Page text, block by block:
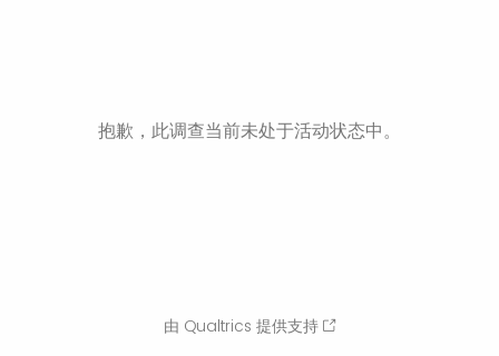
抱歉，此调查当前未处于活动状态中。
由 Qualtrics 提供支持